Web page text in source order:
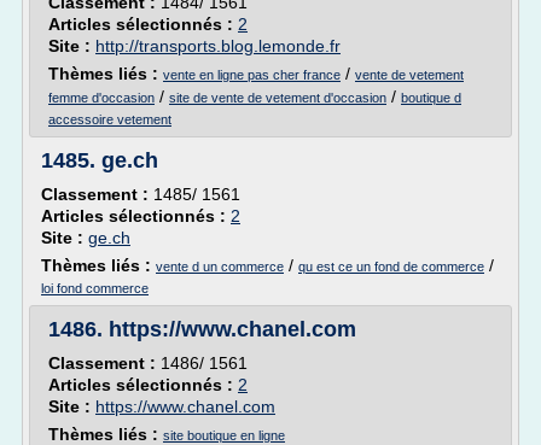
Articles sélectionnés : 2
Site : http://transports.blog.lemonde.fr
Thèmes liés : vente en ligne pas cher france / vente de vetement
femme d'occasion / site de vente de vetement d'occasion / boutique d
accessoire vetement
1485. ge.ch
Classement : 1485/ 1561
Articles sélectionnés : 2
Site : ge.ch
Thèmes liés : vente d un commerce / qu est ce un fond de commerce /
loi fond commerce
1486. https://www.chanel.com
Classement : 1486/ 1561
Articles sélectionnés : 2
Site : https://www.chanel.com
Thèmes liés : site boutique en ligne